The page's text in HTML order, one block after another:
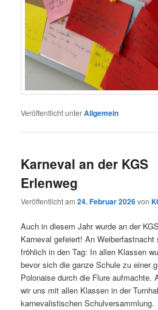
Veröffentlicht unterAllgemein
Karneval an der KGS
Erlenweg
Veröffentlicht am24. Februar 2026von
Auch in diesem Jahr wurde an der
Karneval gefeiert! An
fröhlich in den Tag: In allen Klassen
bevor sich die ganze Schule zu einer
Polonaise durch die Flure aufmachte.
wir uns mit allen Klassen in der
karnevalistischen Schulversammlung.